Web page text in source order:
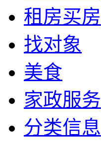
租房买房
找对象
美食
家政服务
分类信息